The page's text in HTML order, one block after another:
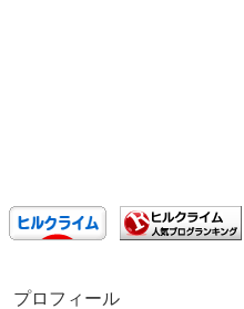
プロフィール